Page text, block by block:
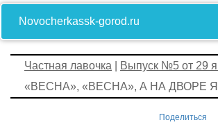
Novocherkassk-gorod.ru
Частная лавочка Выпуск №5 от 29
«ВЕСНА», «ВЕСНА», А НА ДВОРЕ
Поделиться